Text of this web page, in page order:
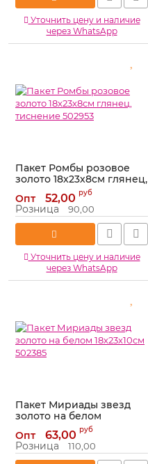
Уточнить цену и наличие
через WhatsApp
Пакет Ромбы розовое
золото 18х23х8см глянец,
тиснение 502953
Артикул: 502953
Опт 52,00 руб
Розница 90,00
Уточнить цену и наличие
через WhatsApp
Пакет Мириады звезд
золото на белом
18х23х10см 502385
Артикул: 502385
Опт 63,00 руб
Розница 110,00